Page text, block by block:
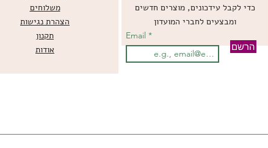
משלוחים
הצהרת נגישות
תקנון
אודות
כדי לקבל עידכונים, מוצרים חדשים
ומבצעים לחברי המועדון
Email
הרשם